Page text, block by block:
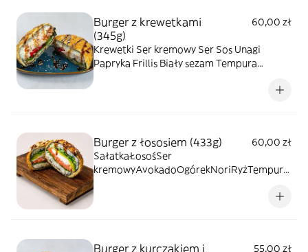
Burger z krewetkami
(345g)
60,00 zł
Krewetki Ser kremowy Ser Sos Unagi
Papryka Frillis Biały sezam Tempura
Burger z łososiem (433g)
60,00 zł
SałatkaŁosośSer
kremowyAvokadoOgórekNoriRyżTempura
Burger z kurczakiem i
55,00 zł